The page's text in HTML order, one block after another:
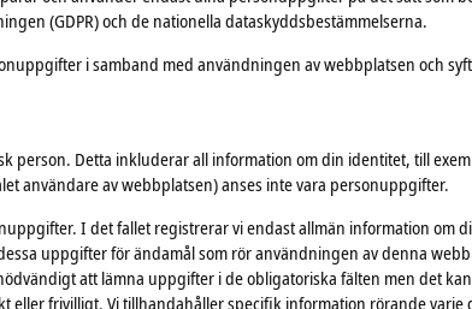
(GDPR) och de nationella dataskyddsbestämmelserna.
i samband med användningen av webbplatsen och
Detta inkluderar all information om din identitet, till
användare av webbplatsen) anses inte vara personuppgifter.
I det fallet registrerar vi endast allmän information om
uppgifter för ändamål som rör användningen av denna
att lämna uppgifter i de obligatoriska fälten men det
frivilligt. Vi tillhandahåller specifik information rörande